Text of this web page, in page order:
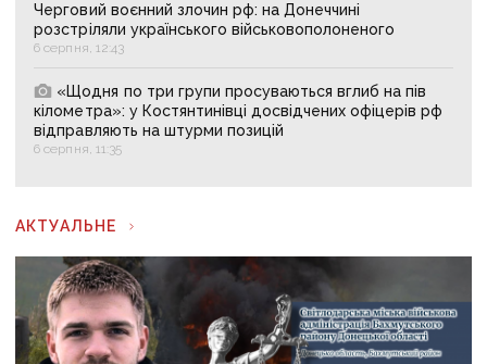
Черговий воєнний злочин рф: на Донеччині
розстріляли українського військовополоненого
6 серпня, 12:43
«Щодня по три групи просуваються вглиб на пів
кілометра»: у Костянтинівці досвідчених офіцерів рф
відправляють на штурми позицій
6 серпня, 11:35
АКТУАЛЬНЕ